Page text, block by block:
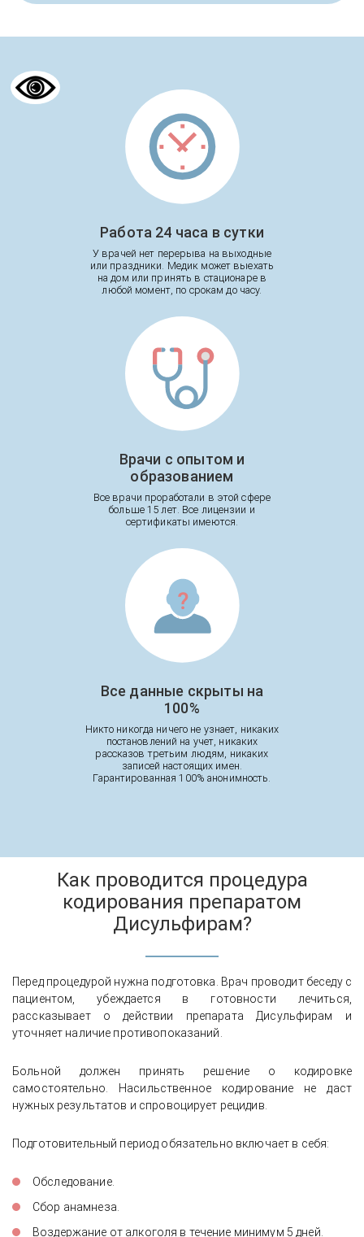
Работа 24 часа в сутки
У врачей нет перерыва на выходные
или праздники. Медик может выехать
на дом или принять в стационаре в
любой момент, по срокам до часу.
Врачи с опытом и
образованием
Все врачи проработали в этой сфере
больше 15 лет. Все лицензии и
сертификаты имеются.
Все данные скрыты на
100%
Никто никогда ничего не узнает, никаких
постановлений на учет, никаких
рассказов третьим людям, никаких
записей настоящих имен.
Гарантированная 100% анонимность.
Как проводится процедура
кодирования препаратом
Дисульфирам?
Перед процедурой нужна подготовка. Врач проводит беседу с
пациентом, убеждается в готовности лечиться,
рассказывает о действии препарата Дисульфирам и
уточняет наличие противопоказаний.
Больной должен принять решение о кодировке
самостоятельно. Насильственное кодирование не даст
нужных результатов и спровоцирует рецидив.
Подготовительный период обязательно включает в себя:
Обследование.
Сбор анамнеза.
Воздержание от алкоголя в течение минимум 5 дней.